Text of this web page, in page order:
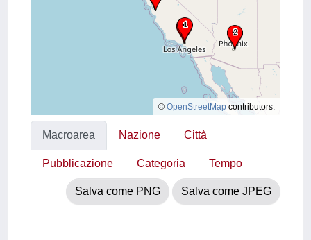
© OpenStreetMap contributors.
Macroarea Nazione Città
Pubblicazione Categoria Tempo
Salva come PNG Salva come JPEG